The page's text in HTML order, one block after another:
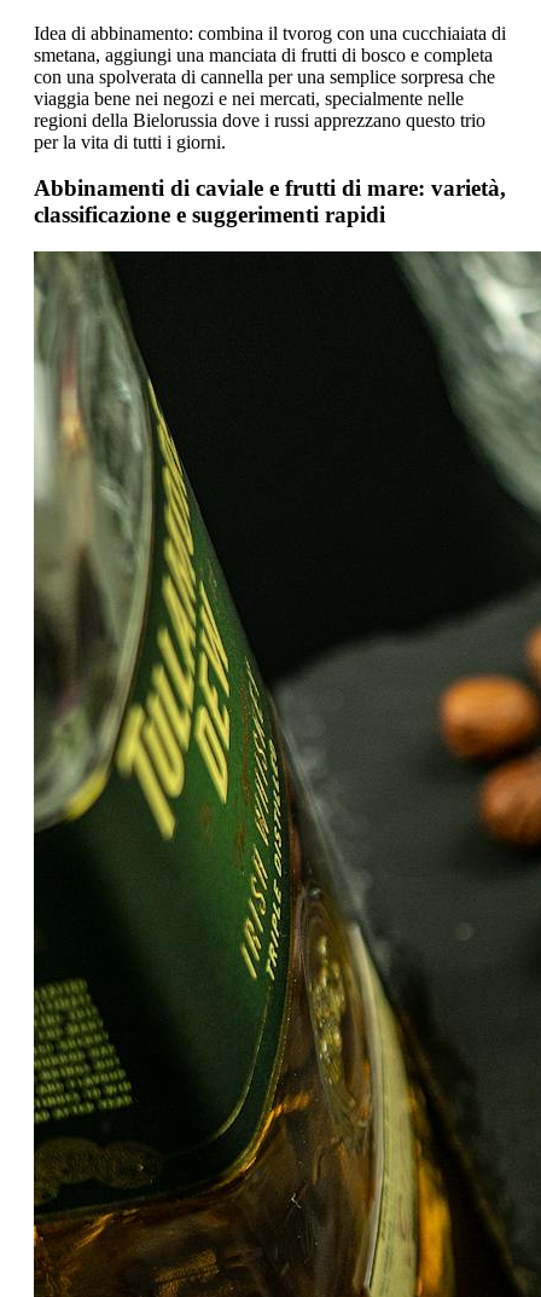
Idea di abbinamento: combina il tvorog con una cucchiaiata di
smetana, aggiungi una manciata di frutti di bosco e completa
con una spolverata di cannella per una semplice sorpresa che
viaggia bene nei negozi e nei mercati, specialmente nelle
regioni della Bielorussia dove i russi apprezzano questo trio
per la vita di tutti i giorni.
Abbinamenti di caviale e frutti di mare: varietà,
classificazione e suggerimenti rapidi